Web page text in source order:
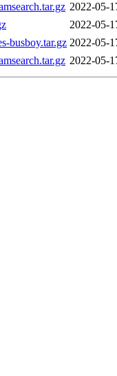
2022-05-
2022-05-
busboy.tar.gz 2022-05-
2022-05-